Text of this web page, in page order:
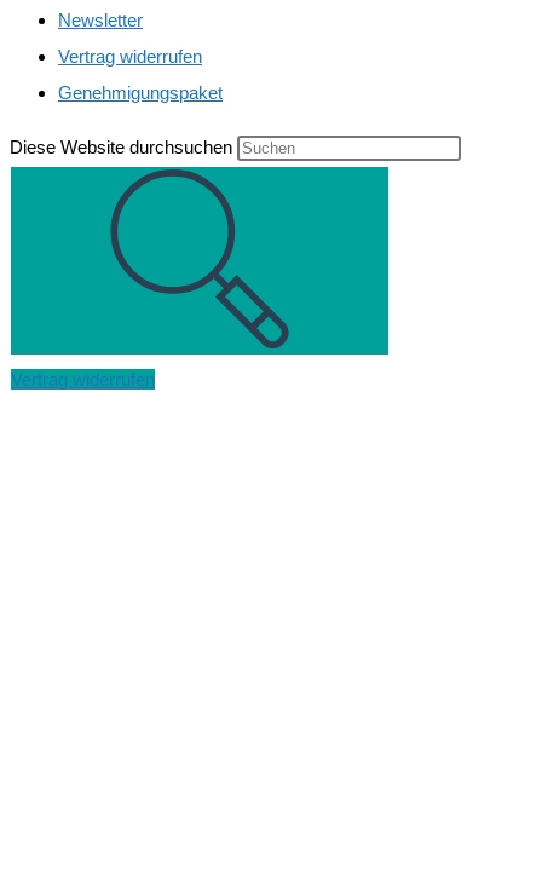
Newsletter
Vertrag widerrufen
Genehmigungspaket
Diese Website durchsuchen
Vertrag widerrufen